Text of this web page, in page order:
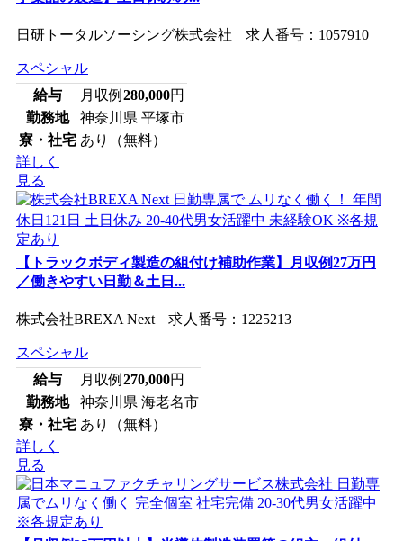
日研トータルソーシング株式会社 求人番号：1057910
スペシャル
給与
月収例 280,000円
勤務地
神奈川県 平塚市
寮・社宅 あり（無料）
詳しく
見る
【トラックボディ製造の組付け補助作業】月収例27万円
／働きやすい日勤＆土日...
株式会社BREXA Next 求人番号：1225213
スペシャル
給与
月収例 270,000円
勤務地
神奈川県 海老名市
寮・社宅 あり（無料）
詳しく
見る